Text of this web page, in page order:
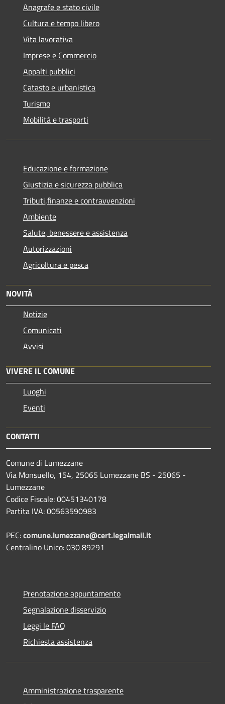
Anagrafe e stato civile
Cultura e tempo libero
Vita lavorativa
Imprese e Commercio
Appalti pubblici
Catasto e urbanistica
Turismo
Mobilità e trasporti
Educazione e formazione
Giustizia e sicurezza pubblica
Tributi,finanze e contravvenzioni
Ambiente
Salute, benessere e assistenza
Autorizzazioni
Agricoltura e pesca
NOVITÀ
Notizie
Comunicati
Avvisi
VIVERE IL COMUNE
Luoghi
Eventi
CONTATTI
Comune di Lumezzane
Via Monsuello, 154, 25065 Lumezzane BS - 25065 -
Lumezzane
Codice Fiscale: 00451340178
Partita IVA: 00563590983
PEC:comune.lumezzane@cert.legalmail.it
Centralino Unico: 030 89291
Prenotazione appuntamento
Segnalazione disservizio
Leggi le FAQ
Richiesta assistenza
Amministrazione trasparente